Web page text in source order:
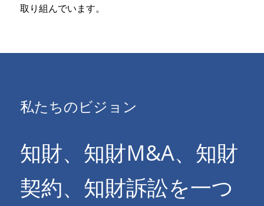
取り組んでいます。
私たちのビジョン
知財、知財M&A、知財
契約、知財訴訟を一つ